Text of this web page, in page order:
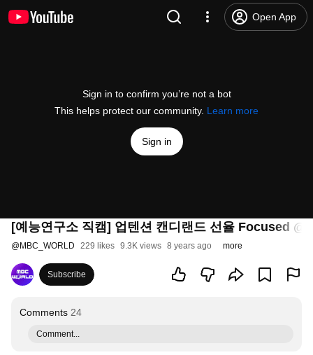
Open App
Sign in to confirm you’re not a bot
This helps protect our community. Learn more
Sign in
[예능연구소 직캠] 업텐션 캔디랜드 선율 Focused
@MBC_WORLD 229 likes 9.3K views 8 years ago more
Subscribe
Comments 24
Comment...